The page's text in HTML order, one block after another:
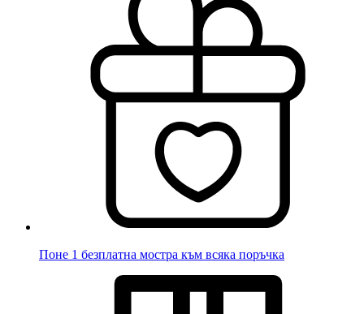
Поне 1 безплатна мостра към всяка поръчка